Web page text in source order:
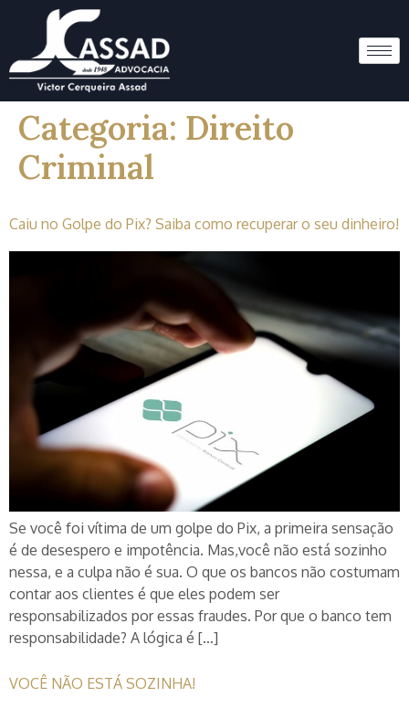
Categoria: Direito
Criminal
Caiu no Golpe do Pix? Saiba como recuperar o seu dinheiro!
Se você foi vítima de um golpe do Pix, a primeira sensação
é de desespero e impotência. Mas,você não está sozinho
nessa, e a culpa não é sua. O que os bancos não costumam
contar aos clientes é que eles podem ser
responsabilizados por essas fraudes. Por que o banco tem
responsabilidade? A lógica é […]
VOCÊ NÃO ESTÁ SOZINHA!